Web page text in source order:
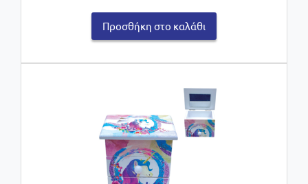
Προσθήκη στο καλάθι